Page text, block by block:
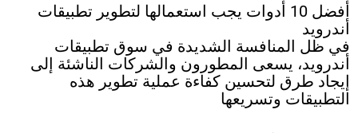
أفضل 10 أدوات يجب استعمالها لتطوير تطبيقات
أندرويد
في ظل المنافسة الشديدة في سوق تطبيقات
أندرويد، يسعى المطورون والشركات الناشئة إلى
إيجاد طرق لتحسين كفاءة عملية تطوير هذه
التطبيقات وتسريعها